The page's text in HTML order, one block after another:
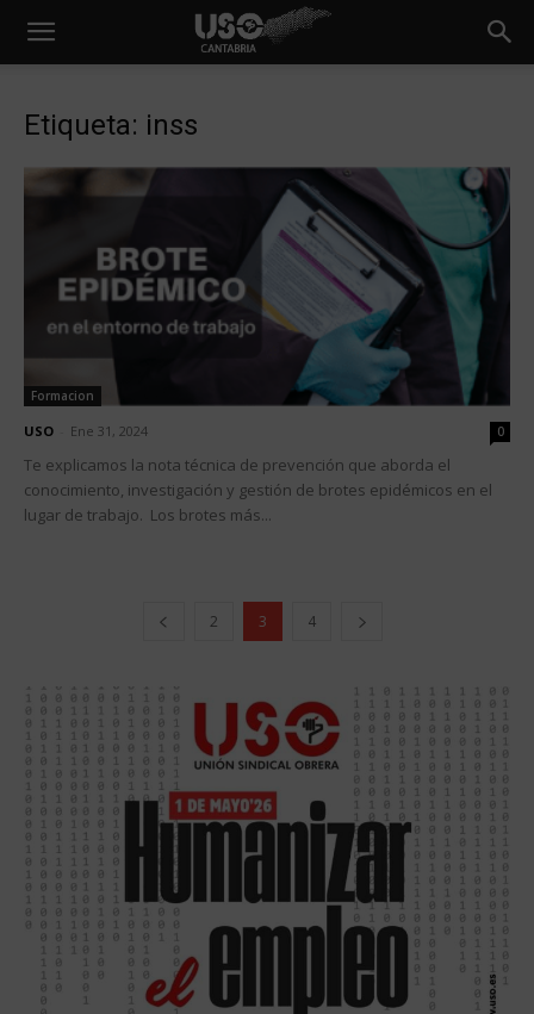
Etiqueta: inss
Formacion
USO Ene 31, 2024 0
Te explicamos la nota técnica de prevención que aborda el
conocimiento, investigación y gestión de brotes epidémicos en el
lugar de trabajo. Los brotes más...
2 3 4